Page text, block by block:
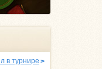
>
в турнире